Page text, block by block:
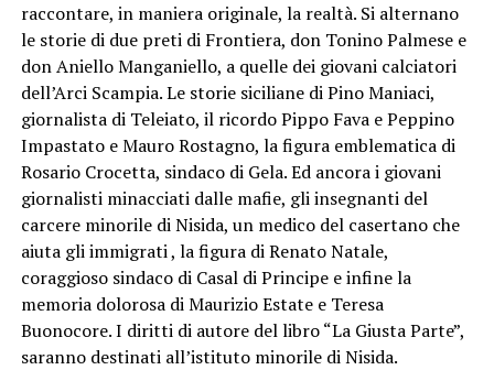
raccontare, in maniera originale, la realtà. Si alternano
le storie di due preti di Frontiera, don Tonino Palmese e
don Aniello Manganiello, a quelle dei giovani calciatori
dell’Arci Scampia. Le storie siciliane di Pino Maniaci,
giornalista di Teleiato, il ricordo Pippo Fava e Peppino
Impastato e Mauro Rostagno, la figura emblematica di
Rosario Crocetta, sindaco di Gela. Ed ancora i giovani
giornalisti minacciati dalle mafie, gli insegnanti del
carcere minorile di Nisida, un medico del casertano che
aiuta gli immigrati , la figura di Renato Natale,
coraggioso sindaco di Casal di Principe e infine la
memoria dolorosa di Maurizio Estate e Teresa
Buonocore. I diritti di autore del libro “La Giusta Parte”,
saranno destinati all’istituto minorile di Nisida.